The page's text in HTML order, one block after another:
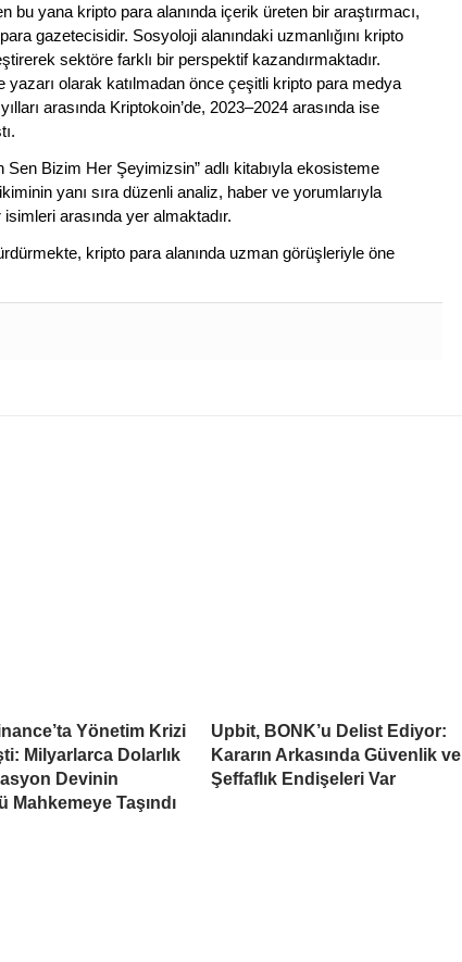
bu yana kripto para alanında içerik üreten bir araştırmacı,
gazetecisidir. Sosyoloji alanındaki uzmanlığını kripto
sektöre farklı bir perspektif kazandırmaktadır.
olarak katılmadan önce çeşitli kripto para medya
arasında Kriptokoin’de, 2023–2024 arasında ise
Sen Bizim Her Şeyimizsin” adlı kitabıyla ekosisteme
yanı sıra düzenli analiz, haber ve yorumlarıyla
arasında yer almaktadır.
kripto para alanında uzman görüşleriyle öne
Yönetim Krizi
Milyarlarca Dolarlık
Devinin
Mahkemeye Taşındı
Upbit, BONK’u Delist Ediyor:
Kararın Arkasında Güvenlik ve
Şeffaflık Endişeleri Var